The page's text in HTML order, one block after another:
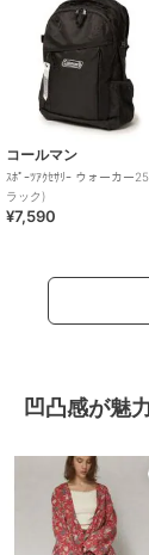
コールマン
ｽﾎﾟｰﾂｱｸｾｻﾘｰ ウォーカー
ラック)
¥7,590
凹凸感が魅